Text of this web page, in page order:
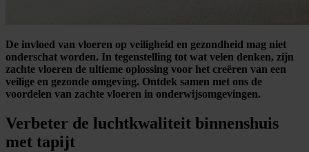
De invloed van vloeren op veiligheid en gezondheid mag niet
onderschat worden. In tegenstelling tot wat velen denken, zijn
zachte vloeren de ultieme oplossing voor het creëren van een
veilige en gezonde omgeving. Ontdek samen met ons de
voordelen van zachte vloeren in onderwijsomgevingen.
Verbeter de luchtkwaliteit binnenshuis
met tapijt